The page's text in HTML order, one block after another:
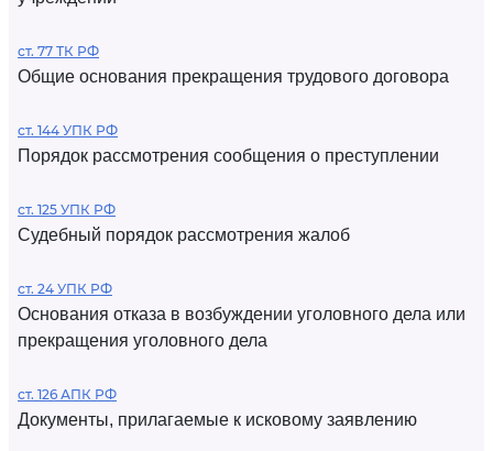
ст. 77 ТК РФ
Общие основания прекращения трудового договора
ст. 144 УПК РФ
Порядок рассмотрения сообщения о преступлении
ст. 125 УПК РФ
Судебный порядок рассмотрения жалоб
ст. 24 УПК РФ
Основания отказа в возбуждении уголовного дела или
прекращения уголовного дела
ст. 126 АПК РФ
Документы, прилагаемые к исковому заявлению